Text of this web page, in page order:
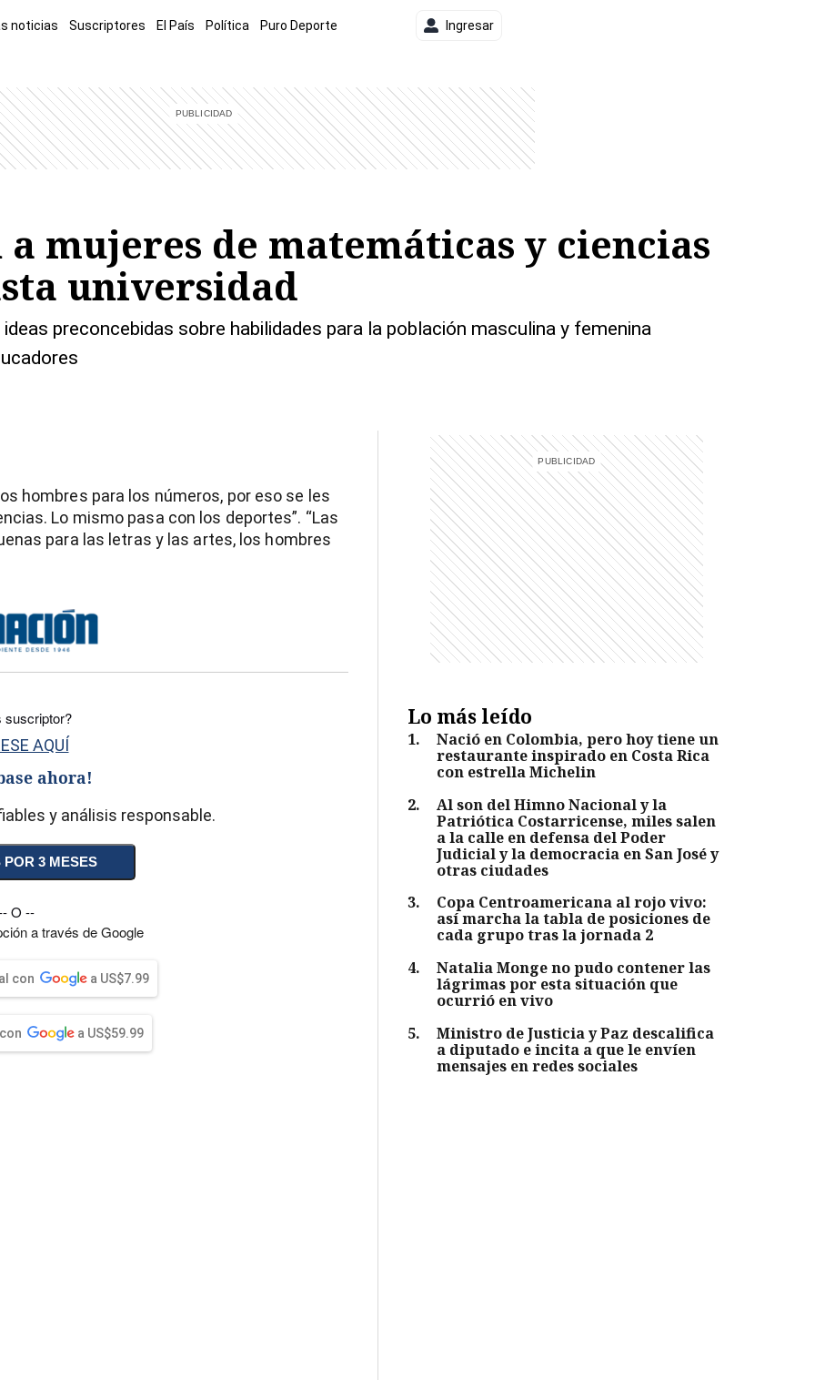
noticias Suscriptores El País Política Puro Deporte Ingresar
mujeres de matemáticas y ciencias
universidad
preconcebidas sobre habilidades para la población masculina y femenina
hombres para los números, por eso se les
Lo mismo pasa con los deportes”. “Las
para las letras y las artes, los hombres
Lo más leído
1.
Nació en Colombia, pero hoy tiene un
restaurante inspirado en Costa Rica
con estrella Michelin
2.
Al son del Himno Nacional y la
Patriótica Costarricense, miles salen
a la calle en defensa del Poder
Judicial y la democracia en San José y
otras ciudades
3.
Copa Centroamericana al rojo vivo:
así marcha la tabla de posiciones de
cada grupo tras la jornada 2
4.
Natalia Monge no pudo contener las
lágrimas por esta situación que
ocurrió en vivo
5.
Ministro de Justicia y Paz descalifica
a diputado e incita a que le envíen
mensajes en redes sociales